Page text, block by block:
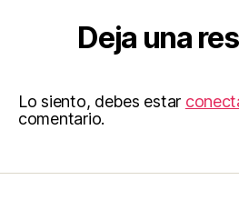
Deja una
Lo siento, debes estar
comentario.